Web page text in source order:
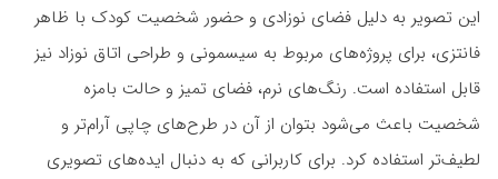
این تصویر به دلیل فضای نوزادی و حضور شخصیت کودک با ظاهر
فانتزی، برای پروژه‌های مربوط به سیسمونی و طراحی اتاق نوزاد نیز
قابل استفاده است. رنگ‌های نرم، فضای تمیز و حالت بامزه
شخصیت باعث می‌شود بتوان از آن در طرح‌های چاپی آرام‌تر و
لطیف‌تر استفاده کرد. برای کاربرانی که به دنبال ایده‌های تصویری